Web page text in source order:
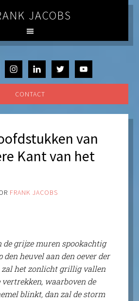
JACOBS
CONTACT
van
Kant van het
FRANK JACOBS
de grijze muren spookachtig
den heuvel aan den oever der
zal het zonlicht grillig vallen
waarboven de
blinkt, dan zal de storm